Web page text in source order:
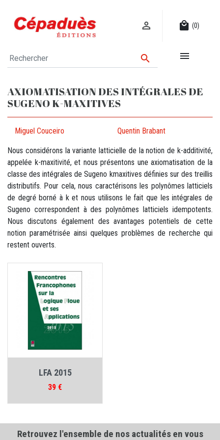
 local_mall (0)
 
AXIOMATISATION DES INTÉGRALES DE
SUGENO K-MAXITIVES
Miguel Couceiro Quentin Brabant
Nous considérons la variante latticielle de la notion de k-additivité,
appelée k-maxitivité, et nous présentons une axiomatisation de la
classe des intégrales de Sugeno kmaxitives définies sur des treillis
distributifs. Pour cela, nous caractérisons les polynômes latticiels
de degré borné à k et nous utilisons le fait que les intégrales de
Sugeno correspondent à des polynômes latticiels idempotents.
Nous discutons également des avantages potentiels de cette
notion paramétrisée ainsi quelques problèmes de recherche qui
restent ouverts.
LFA 2015
Prix
39 €
Retrouvez l'ensemble de nos actualités en vous